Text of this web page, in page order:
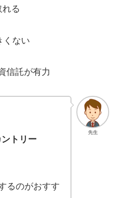
る
くない
信託が有力
先生
トリー
るのがおすす